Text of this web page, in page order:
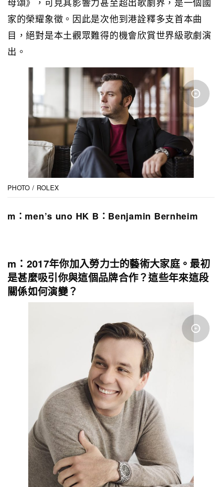
家的榮耀象徵。因此是次他到港詮釋多支首本曲
目，絕對是本土觀眾難得的機會欣賞世界級歌劇演
出。
PHOTO / ROLEX
m：men’s uno HK B：Benjamin Bernheim
m：2017年你加入勞力士的藝術大家庭。最初
是甚麼吸引你與這個品牌合作？這些年來這段
關係如何演變？